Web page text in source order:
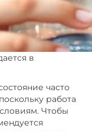
в
часто
работа
Чтобы